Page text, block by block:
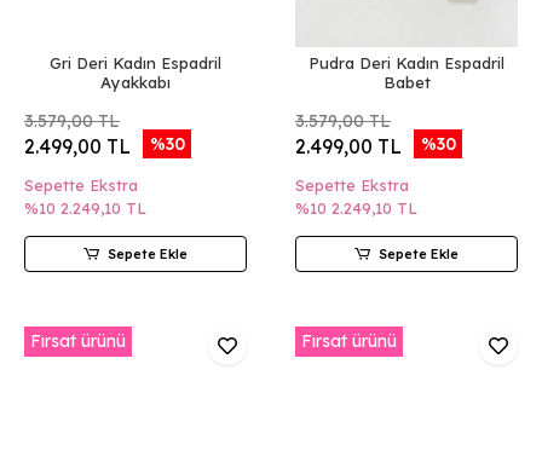
Gri Deri Kadın Espadril
Ayakkabı
3.579,00 TL
2.499,00 TL %30
Sepette Ekstra
%10 2.249,10 TL
Sepete Ekle
Pudra Deri Kadın Espadril
Babet
3.579,00 TL
2.499,00 TL %30
Sepette Ekstra
%10 2.249,10 TL
Sepete Ekle
Fırsat ürünü Fırsat ürünü